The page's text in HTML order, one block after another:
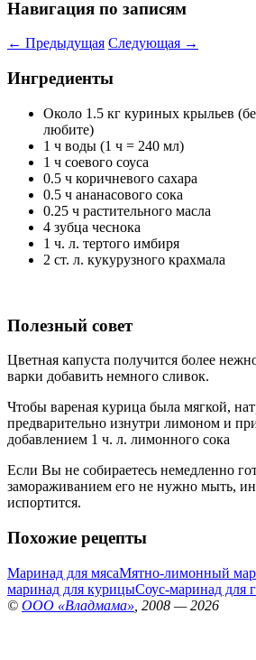
Навигация по записям
← Предыдущая Следующая →
Ингредиенты
Около 1.5 кг куриных крыльев
любите)
1 ч воды (1 ч = 240 мл)
1 ч соевого соуса
0.5 ч коричневого сахара
0.5 ч ананасового сока
0.25 ч растительного масла
4 зубца чеснока
1 ч. л. тертого имбиря
2 ст. л. кукурузного крахмала
Полезный совет
Цветная капуста получится более
варки добавить немного сливок.
Чтобы вареная курица была мягкой,
предварительно изнутри лимоном и
добавлением 1 ч. л. лимонного сока
Если Вы не собираетесь немедленно
замораживанием его не нужно мыть,
испортится.
Похожие рецепты
Маринад для мясаМятно-лимонный
маринад для курицыСоус-маринад для
© ООО «Владмама» , 2008 — 2026